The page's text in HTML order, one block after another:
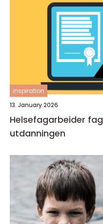
inspiration
13. January 2026
Helsefagarbeider fagbrev slik
utdanningen